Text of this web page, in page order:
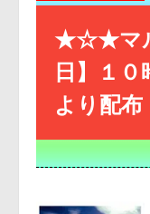
★☆★マ
日】１
より配